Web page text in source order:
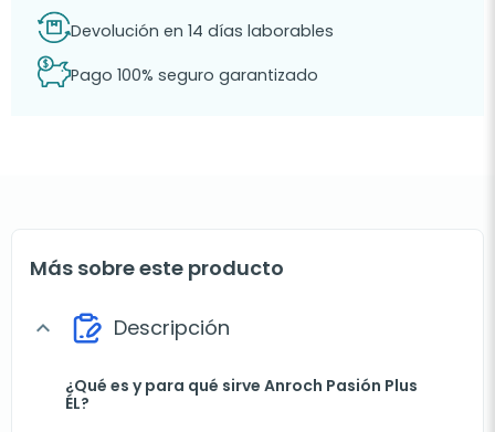
Devolución en 14 días laborables
Pago 100% seguro garantizado
Más sobre este producto
expand_more Descripción
¿Qué es y para qué sirve Anroch Pasión Plus
ÉL?